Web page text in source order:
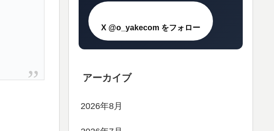
X @o_yakecom をフォロー
アーカイブ
2026年8月